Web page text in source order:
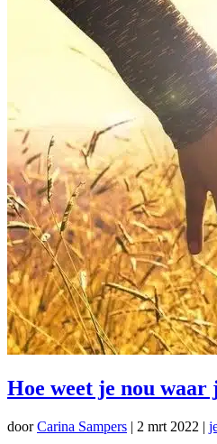
Hoe weet je nou waar
doorCarina Sampers | 2 mrt 2022 |